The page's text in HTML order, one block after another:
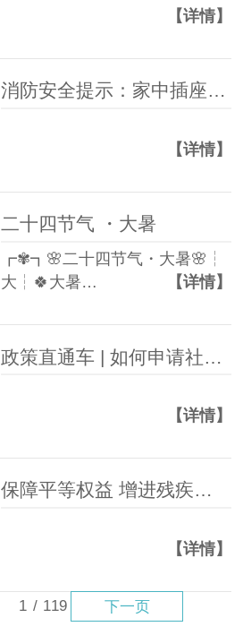
【详情】
消防安全提示：家中插座起火，如何正确处理！
【详情】
二十四节气 ・大暑
┏✾┓🌸二十四节气・大暑🌸┆
大┆🍀大暑…
【详情】
政策直通车 | 如何申请社会救助？全流程详解
【详情】
保障平等权益 增进残疾人福祉
【详情】
1 / 119 下一页